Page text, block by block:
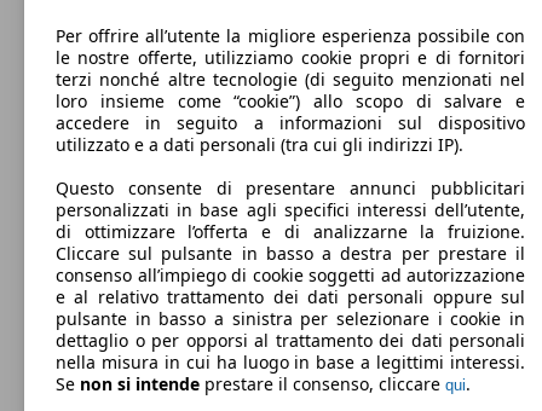
Benzina
Carburante
278 g/km
Emissioni di CO2 (combinato)*
Per offrire all’utente la migliore esperienza possibile con
le nostre offerte, utilizziamo cookie propri e di fornitori
terzi nonché altre tecnologie (di seguito menzionati nel
loro insieme come “cookie”) allo scopo di salvare e
accedere in seguito a informazioni sul dispositivo
utilizzato e a dati personali (tra cui gli indirizzi IP).
Questo consente di presentare annunci pubblicitari
personalizzati in base agli specifici interessi dell’utente,
di ottimizzare l’offerta e di analizzarne la fruizione.
Cliccare sul pulsante in basso a destra per prestare il
consenso all’impiego di cookie soggetti ad autorizzazione
e al relativo trattamento dei dati personali oppure sul
pulsante in basso a sinistra per selezionare i cookie in
dettaglio o per opporsi al trattamento dei dati personali
nella misura in cui ha luogo in base a legittimi interessi.
Se non si intende prestare il consenso, cliccare qui.